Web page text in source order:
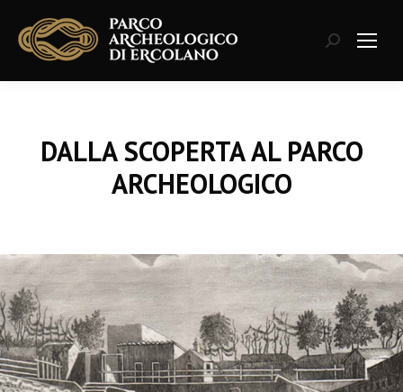
Cerca:
DALLA SCOPERTA AL PARCO
ARCHEOLOGICO